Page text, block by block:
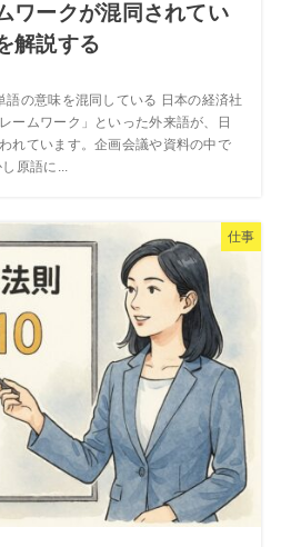
ワークが混同されてい
解説する
語の意味を混同している 日本の経済社
ームワーク」といった外来語が、日
れています。企画会議や資料の中で
原語に...
仕事